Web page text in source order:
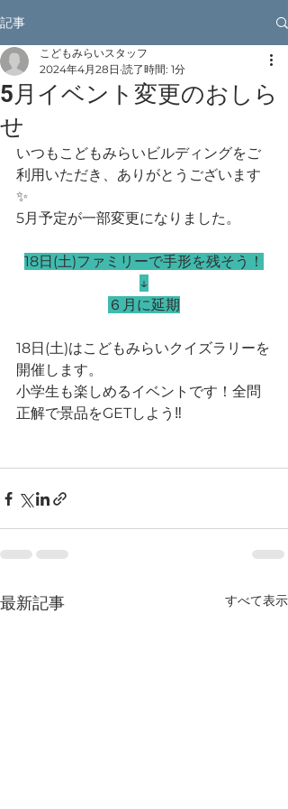
記事
5月イベント変更のおしら
せ
こどもみらいスタッフ
2024年4月28日 読了時間: 1分
いつもこどもみらいビルディングをご
利用いただき、ありがとうございます
✨
5月予定が一部変更になりました。
18日(土)ファミリーで手形を残そう！
↓
６月に延期
18日(土)はこどもみらいクイズラリーを
開催します。
小学生も楽しめるイベントです！全問
正解で景品をGETしよう‼
最新記事 すべて表示